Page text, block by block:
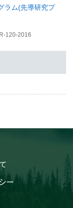
—
記者会、京都大学記者
が21世紀中に
オで予測
記者会、文部科学記者
リズムを見つ
】
ラム(先導研究プ
120-2016
ー